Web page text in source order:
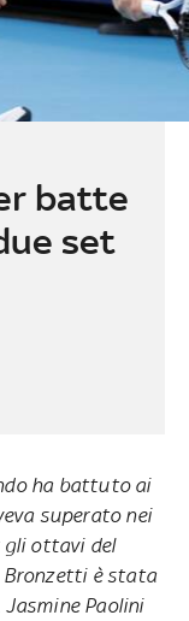
batte
set
ha battuto ai
superato nei
gli ottavi del
Bronzetti è stata
Paolini